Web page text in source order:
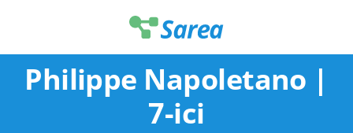
contenu
Philippe Napoletano |
7-ici